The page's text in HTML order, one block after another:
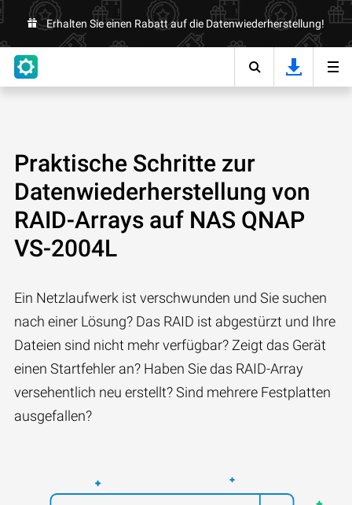
Erhalten Sie einen Rabatt auf die Datenwiederherstellung!
Praktische Schritte zur
Datenwiederherstellung von
RAID-Arrays auf NAS QNAP
VS-2004L
Ein Netzlaufwerk ist verschwunden und Sie suchen
nach einer Lösung? Das RAID ist abgestürzt und Ihre
Dateien sind nicht mehr verfügbar? Zeigt das Gerät
einen Startfehler an? Haben Sie das RAID-Array
versehentlich neu erstellt? Sind mehrere Festplatten
ausgefallen?